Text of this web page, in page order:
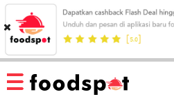
HOME
MENU